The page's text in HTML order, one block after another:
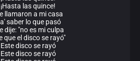
¡Hasta las quince!
llamaron a mi casa
saber lo que pasó
dije: "no es mi culpa
que el disco se rayó"
Este disco se rayó
Este disco se rayó